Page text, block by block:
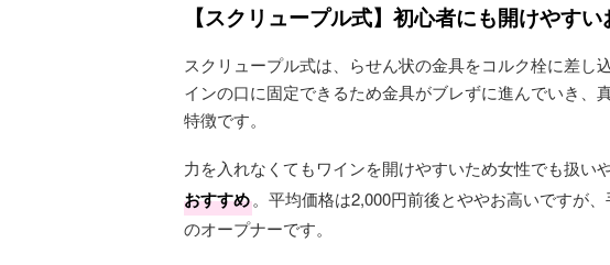
【スクリュープル式】初心者にも開けやす
スクリュープル式は、らせん状の金具をコルク栓に差し
インの口に固定できるため金具がブレずに進んでいき、
特徴です。
力を入れなくてもワインを開けやすいため女性でも扱いや
おすすめ。平均価格は2,000円前後とややお高いですが
のオープナーです。